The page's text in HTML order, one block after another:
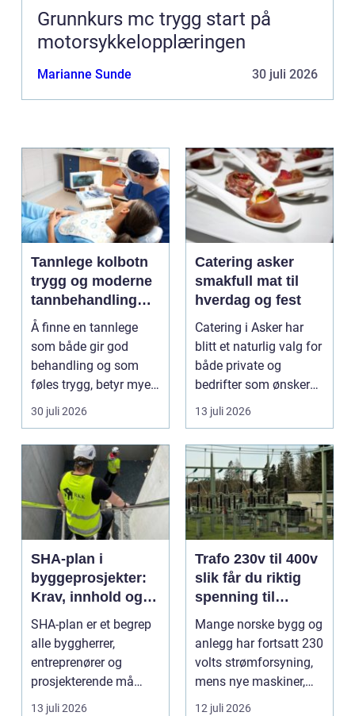
Grunnkurs mc trygg start på
motorsykkelopplæringen
Marianne Sunde 30 juli 2026
Tannlege kolbotn
trygg og moderne
tannbehandling
nær deg
Å finne en tannlege
som både gir god
behandling og som
føles trygg, betyr mye
for de fleste. Mange
ø...
30 juli 2026
Catering asker
smakfull mat til
hverdag og fest
Catering i Asker har
blitt et naturlig valg for
både private og
bedrifter som ønsker
god mat uten st...
13 juli 2026
SHA-plan i
byggeprosjekter:
Krav, innhold og
praktisk nytte
SHA-plan er et begrep
alle byggherrer,
entreprenører og
prosjekterende må
forholde seg ...
13 juli 2026
Trafo 230v til 400v
slik får du riktig
spenning til
moderne utstyr
Mange norske bygg og
anlegg har fortsatt 230
volts strømforsyning,
mens nye maskiner,
pumper, kompre...
12 juli 2026